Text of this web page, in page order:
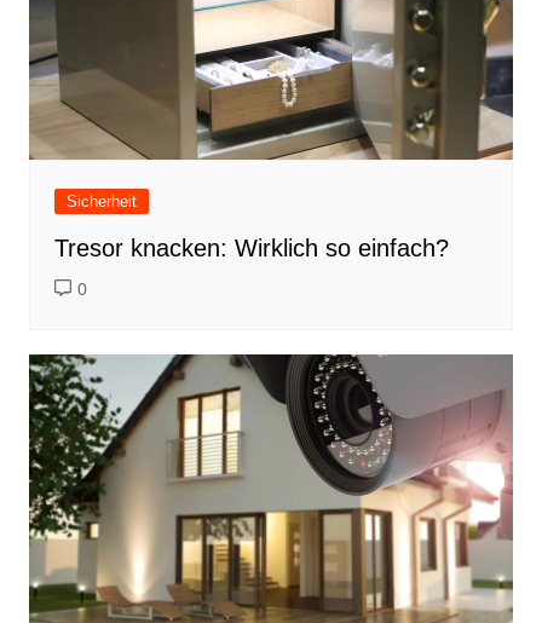
Sicherheit
Tresor knacken: Wirklich so einfach?
0